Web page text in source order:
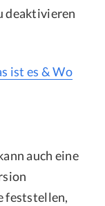
deaktivieren
ist es & Wo
auch eine
feststellen,